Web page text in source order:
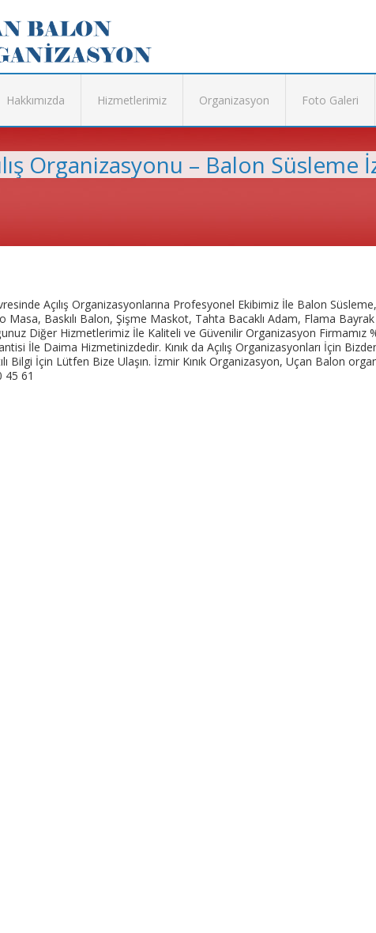
Hakkımızda Hizmetlerimiz Organizasyon Foto Galeri
Organizasyonu – Balon
Açılış Organizasyonlarına Profesyonel Ekibimiz İle Balon
Masa, Baskılı Balon, Şişme Maskot, Tahta Bacaklı Adam, Flama
Diğer Hizmetlerimiz İle Kaliteli ve Güvenilir Organizasyon Firmamız
İle Daima Hizmetinizdedir. Kınık da Açılış Organizasyonları İçin
Bilgi İçin Lütfen Bize Ulaşın. İzmir Kınık Organizasyon, Uçan Balon
45 61